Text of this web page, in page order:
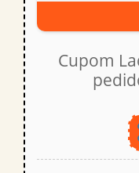
Cupom